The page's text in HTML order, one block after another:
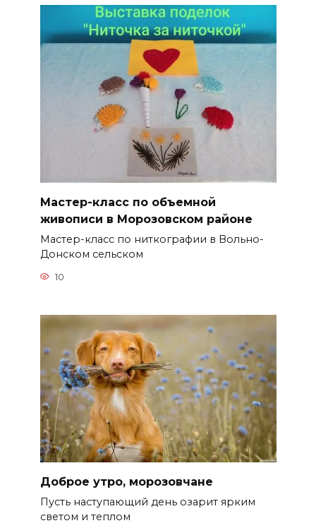
Мастер-класс по объемной
живописи в Морозовском районе
Мастер-класс по ниткографии в Вольно-
Донском сельском
10
Доброе утро, морозовчане
Пусть наступающий день озарит ярким
светом и теплом